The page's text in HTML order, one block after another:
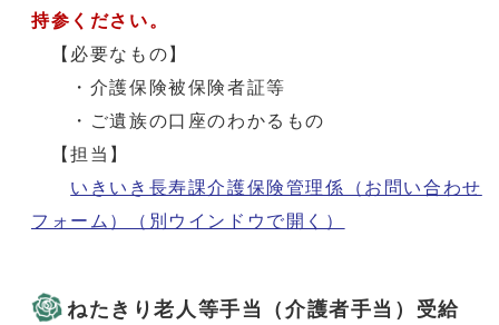
持参ください。
【必要なもの】
・介護保険被保険者証等
・ご遺族の口座のわかるもの
【担当】
いきいき長寿課介護保険管理係（お問い合わせ
フォーム）
（別ウインドウで開く）
ねたきり老人等手当（介護者手当）受給